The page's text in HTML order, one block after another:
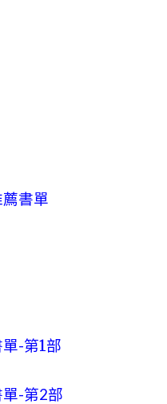
書單
單-第1部
單-第2部